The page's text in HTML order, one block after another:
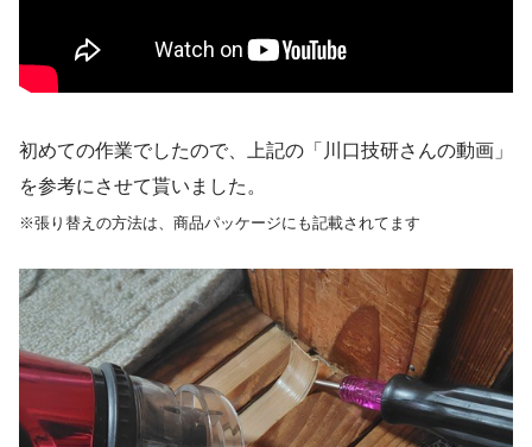
初めての作業でしたので、上記の「川口技研さんの動画」
を参考にさせて貰いました。
※張り替えの方法は、商品パッケージにも記載されてます